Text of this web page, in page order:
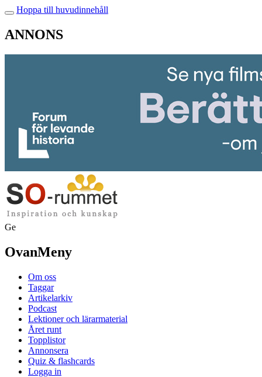
Hoppa till huvudinnehåll
ANNONS
Ge
OvanMeny
Om oss
Taggar
Artikelarkiv
Podcast
Lektioner och lärarmaterial
Året runt
Topplistor
Annonsera
Quiz & flashcards
Logga in